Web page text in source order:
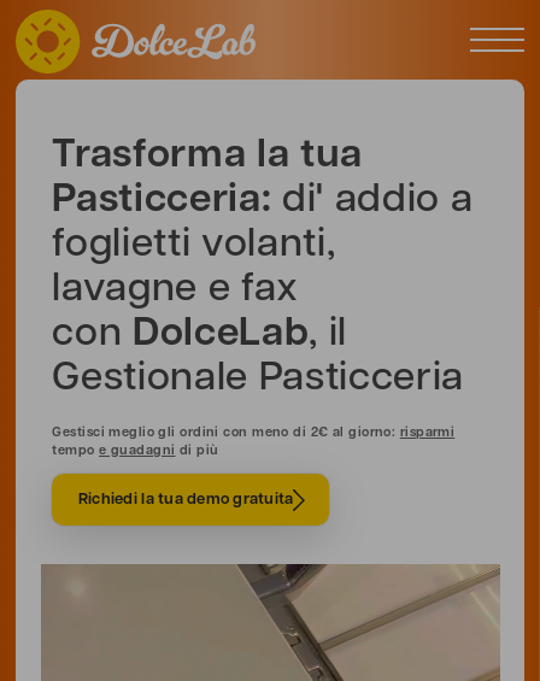
Trasforma la tua
Pasticceria: di' addio a
foglietti volanti,
lavagne e fax
con DolceLab, il
Gestionale Pasticceria
Gestisci meglio gli ordini con meno di 2€ al giorno: risparmi
tempoe guadagni di più
Richiedi la tua demo gratuita